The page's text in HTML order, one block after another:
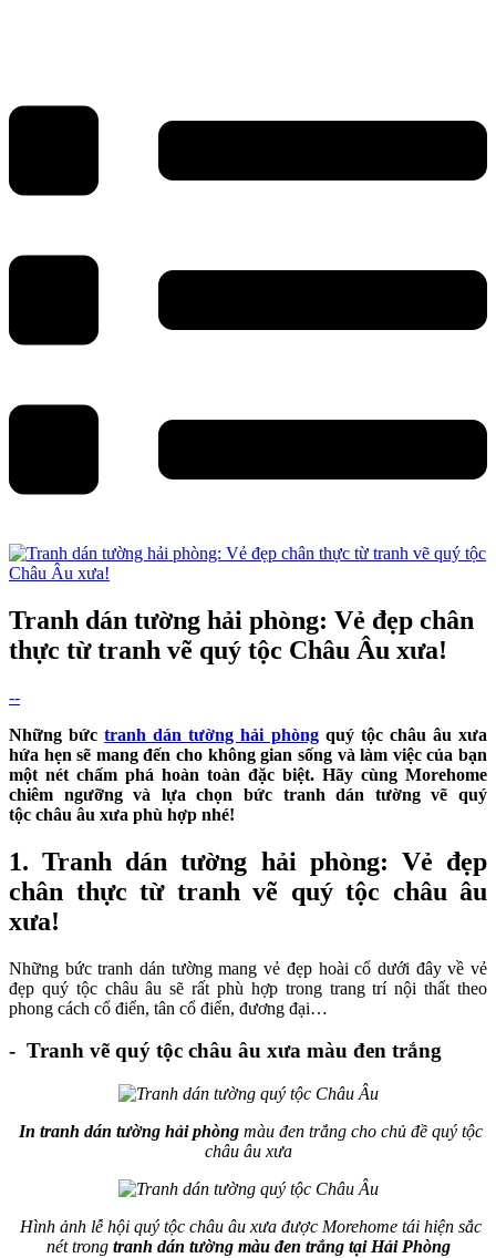
Tranh dán tường hải phòng: Vẻ đẹp chân
thực từ tranh vẽ quý tộc Châu Âu xưa!
--
Những bứctranh dán tường hải phòngquý tộc châu âu xưa
hứa hẹn sẽ mang đến cho không gian sống và làm việc của bạn
một nét chấm phá hoàn toàn đặc biệt. Hãy cùng Morehome
chiêm ngưỡng và lựa chọn bức tranh dán tường vẽ quý
tộc châu âu xưa phù hợp nhé!
1. Tranh dán tường hải phòng: Vẻ đẹp
chân thực từ tranh vẽ quý tộc châu âu
xưa!
Những bức tranh dán tường mang vẻ đẹp hoài cổ dưới đây về vẻ
đẹp quý tộc châu âu sẽ rất phù hợp trong trang trí nội thất theo
phong cách cổ điển, tân cổ điển, đương đại…
- Tranh vẽ quý tộc châu âu xưa màu đen trắng
In tranh dán tường hải phòng màu đen trắng cho chủ đề quý tộc
châu âu xưa
Hình ảnh lễ hội quý tộc châu âu xưa được Morehome tái hiện sắc
nét trong tranh dán tường màu đen trắng tại Hải Phòng